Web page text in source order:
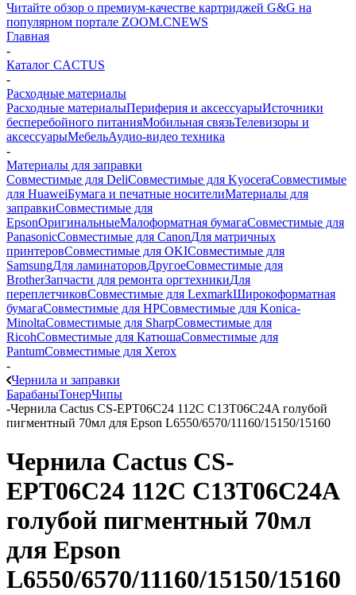
Читайте обзор о премиум-качестве картриджей G&G на
популярном портале ZOOM.CNEWS
Главная
-
Каталог CACTUS
-
Расходные материалы
Расходные материалыПериферия и аксессуарыИсточники
бесперебойного питанияМобильная связьТелевизоры и
аксессуарыМебельАудио-видео техника
-
Материалы для заправки
Совместимые для DeliСовместимые для KyoceraСовместимые
для HuaweiБумага и печатные носителиМатериалы для
заправкиСовместимые для
EpsonОригинальныеМалоформатная бумагаСовместимые для
PanasonicСовместимые для CanonДля матричных
принтеровСовместимые для OKIСовместимые для
SamsungДля ламинаторовДругоеСовместимые для
BrotherЗапчасти для ремонта оргтехникиДля
переплетчиковСовместимые для LexmarkШирокоформатная
бумагаСовместимые для HPСовместимые для Konica-
MinoltaСовместимые для SharpСовместимые для
RicohСовместимые для КатюшаСовместимые для
PantumСовместимые для Xerox
-
Чернила и заправки
БарабаныТонерЧипы
-Чернила Cactus CS-EPT06C24 112C C13T06C24A голубой
пигментный 70мл для Epson L6550/6570/11160/15150/15160
Чернила Cactus CS-
EPT06C24 112C C13T06C24A
голубой пигментный 70мл
для Epson
L6550/6570/11160/15150/15160